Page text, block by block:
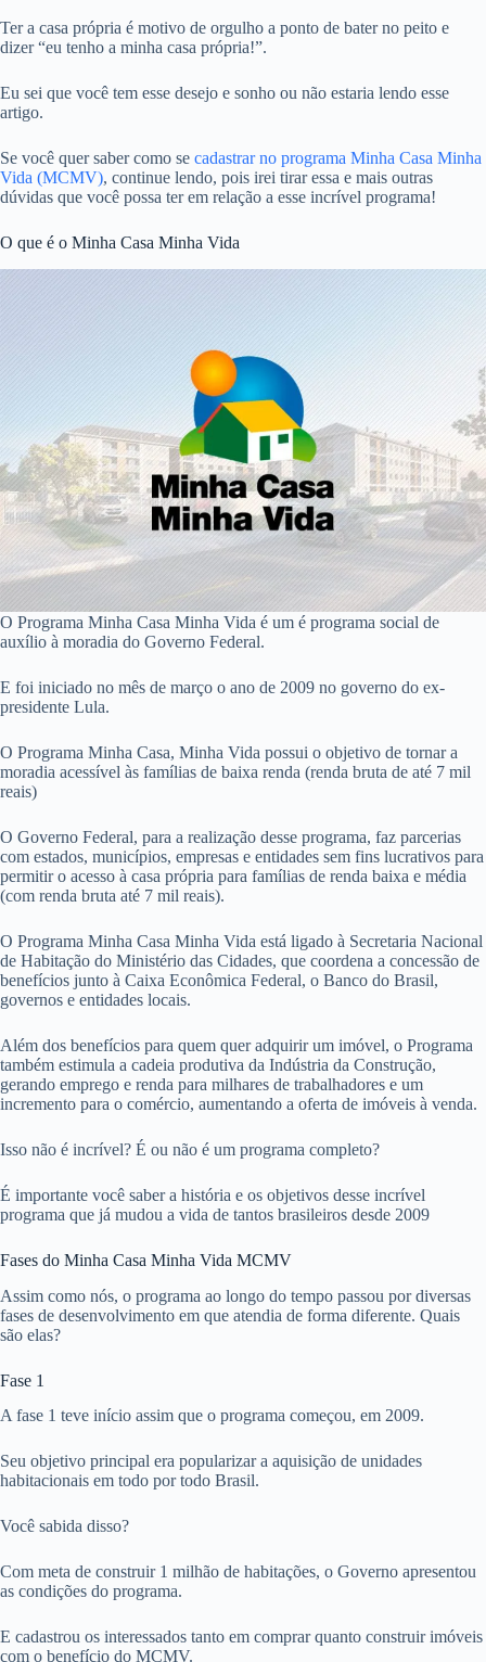
Ter a casa própria é motivo de orgulho a ponto de bater no peito e
dizer “eu tenho a minha casa própria!”.
Eu sei que você tem esse desejo e sonho ou não estaria lendo esse
artigo.
Se você quer saber como se cadastrar no programa Minha Casa Minha
Vida (MCMV), continue lendo, pois irei tirar essa e mais outras
dúvidas que você possa ter em relação a esse incrível programa!
O que é o Minha Casa Minha Vida
O Programa Minha Casa Minha Vida é um é programa social de
auxílio à moradia do Governo Federal.
E foi iniciado no mês de março o ano de 2009 no governo do ex-
presidente Lula.
O Programa Minha Casa, Minha Vida possui o objetivo de tornar a
moradia acessível às famílias de baixa renda (renda bruta de até 7 mil
reais)
O Governo Federal, para a realização desse programa, faz parcerias
com estados, municípios, empresas e entidades sem fins lucrativos para
permitir o acesso à casa própria para famílias de renda baixa e média
(com renda bruta até 7 mil reais).
O Programa Minha Casa Minha Vida está ligado à Secretaria Nacional
de Habitação do Ministério das Cidades, que coordena a concessão de
benefícios junto à Caixa Econômica Federal, o Banco do Brasil,
governos e entidades locais.
Além dos benefícios para quem quer adquirir um imóvel, o Programa
também estimula a cadeia produtiva da Indústria da Construção,
gerando emprego e renda para milhares de trabalhadores e um
incremento para o comércio, aumentando a oferta de imóveis à venda.
Isso não é incrível? É ou não é um programa completo?
É importante você saber a história e os objetivos desse incrível
programa que já mudou a vida de tantos brasileiros desde 2009
Fases do Minha Casa Minha Vida MCMV
Assim como nós, o programa ao longo do tempo passou por diversas
fases de desenvolvimento em que atendia de forma diferente. Quais
são elas?
Fase 1
A fase 1 teve início assim que o programa começou, em 2009.
Seu objetivo principal era popularizar a aquisição de unidades
habitacionais em todo por todo Brasil.
Você sabida disso?
Com meta de construir 1 milhão de habitações, o Governo apresentou
as condições do programa.
E cadastrou os interessados tanto em comprar quanto construir imóveis
com o benefício do MCMV.